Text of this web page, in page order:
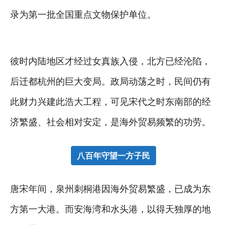
录为第一批全国重点文物保护单位。
彼时内陆地区才经过女真族入侵，北方已经沦陷，
后迁都杭州的巨大变局。政局动荡之时，民间仍有
此财力兴建此浩大工程，可见宋代之时东南部的经
济繁盛、社会相对安定，是海外贸易频繁的功劳。
八百年守望一方子民
唐宋年间，泉州刺桐港因海外贸易繁盛，已成为东
方第一大港。而安海湾和水头港，以得天独厚的地